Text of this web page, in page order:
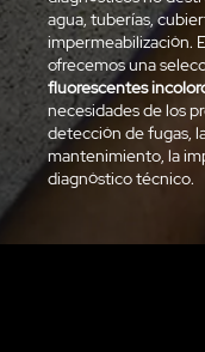
agua, tuberías,
impermeabilización.
ofrecemos una
fluorescentes
necesidades de los
detección de fugas,
mantenimiento, la
diagnóstico técnico.